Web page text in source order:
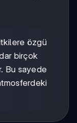
özgü
birçok
Bu sayede